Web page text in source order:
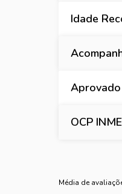
Idade
OCP
Média de